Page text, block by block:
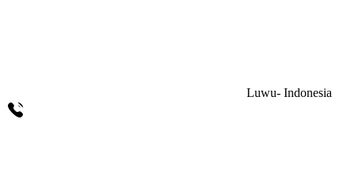
Luwu- Indonesia